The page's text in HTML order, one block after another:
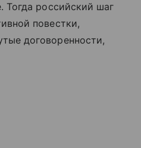
Тогда российский шаг
повестки,
договоренности,